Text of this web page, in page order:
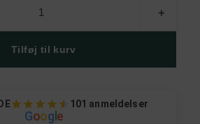
+
Tilføj til kurv
101 anmeldelser
Google